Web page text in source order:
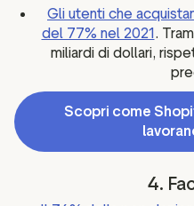
Gli utenti che
del 77% nel 2021.
miliardi di dollari,
Scopri come
4.